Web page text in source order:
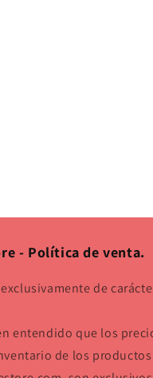
- Política de venta.
de
entendido que los
de los